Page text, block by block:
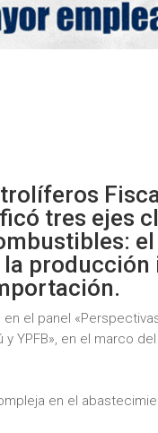
tres ejes
el panel
YPFB», en el marco
en el